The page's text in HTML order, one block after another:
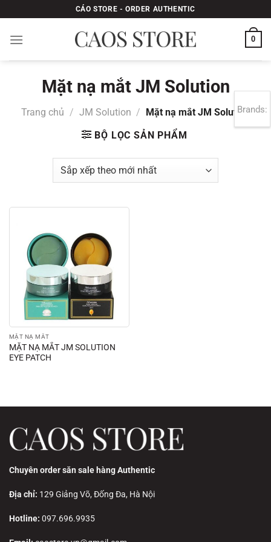
qua
nội
CÁO STORE - ORDER AUTHENTIC
0
Mặt nạ mắt JM Solution
Trang chủ / JM Solution /
Mặt nạ mắt JM Solution
BỘ LỌC SẢN PHẨM
MẶT NẠ MẮT
MẶT NẠ MẮT JM SOLUTION
EYE PATCH
Chuyên order săn sale hàng Authentic
Địa chỉ: 129 Giảng Võ, Đống Đa, Hà Nội
Hotline: 097.696.9935
Brands: